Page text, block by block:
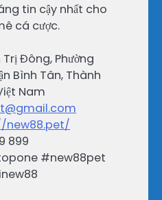
tin cậy nhất cho
cá cược.
Đông, Phường
Bình Tân, Thành
Nam
new88.pet/
899
#new88pet